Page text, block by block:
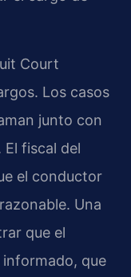
Court
Los casos
junto con
El fiscal del
el conductor
Una
que el
que